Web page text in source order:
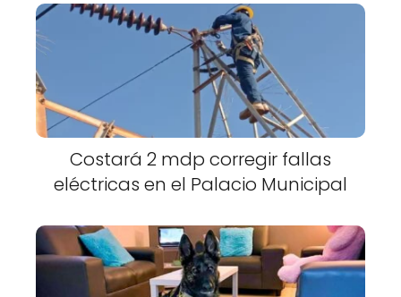
Costará 2 mdp corregir fallas
eléctricas en el Palacio Municipal